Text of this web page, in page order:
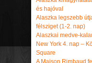
és hajóval
Alaszka legszebb
félsziget (1-2. nap)
Alaszkai medve-
New York 4. nap –
Square
A Maison Rimbaud